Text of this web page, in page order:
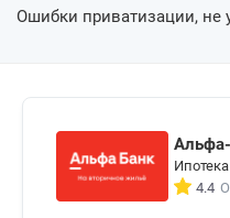
Ошибки приватизации, не
4.4